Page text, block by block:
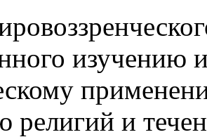
изучению
религий и